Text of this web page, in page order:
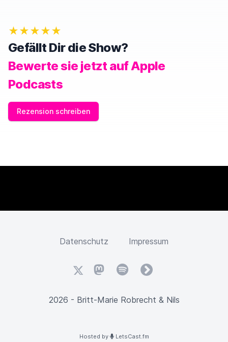
★★★★★
Gefällt Dir die Show?
Bewerte sie jetzt auf Apple
Podcasts
Rezension schreiben
Datenschutz Impressum
X MastodonSpotifyfyyd
2026 - Britt-Marie Robrecht & Nils
Hosted by LetsCast.fm